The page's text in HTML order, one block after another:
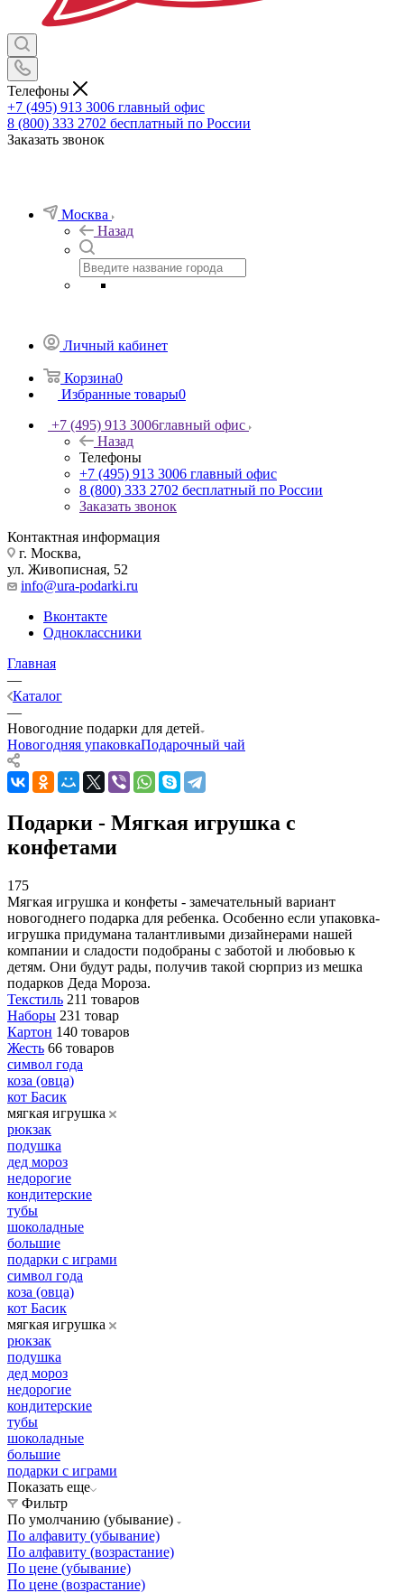
Телефоны
+7 (495) 913 3006 главный офис
8 (800) 333 2702 бесплатный по России
Заказать звонок
Москва
Назад
Личный кабинет
Корзина0
Избранные товары0
+7 (495) 913 3006главный офис
Назад
Телефоны
+7 (495) 913 3006 главный офис
8 (800) 333 2702 бесплатный по России
Заказать звонок
Контактная информация
г. Москва,
ул. Живописная, 52
info@ura-podarki.ru
Вконтакте
Одноклассники
Главная
—
Каталог
—
Новогодние подарки для детей
Новогодняя упаковкаПодарочный чай
Подарки - Мягкая игрушка с
конфетами
175
Мягкая игрушка и конфеты - замечательный вариант
новогоднего подарка для ребенка. Особенно если упаковка-
игрушка придумана талантливыми дизайнерами нашей
компании и сладости подобраны с заботой и любовью к
детям. Они будут рады, получив такой сюрприз из мешка
подарков Деда Мороза.
Текстиль 211 товаров
Наборы 231 товар
Картон 140 товаров
Жесть 66 товаров
символ года
коза (овца)
кот Басик
мягкая игрушка
рюкзак
подушка
дед мороз
недорогие
кондитерские
тубы
шоколадные
большие
подарки с играми
символ года
коза (овца)
кот Басик
мягкая игрушка
рюкзак
подушка
дед мороз
недорогие
кондитерские
тубы
шоколадные
большие
подарки с играми
Показать еще
Фильтр
По умолчанию (убывание)
По алфавиту (убывание)
По алфавиту (возрастание)
По цене (убывание)
По цене (возрастание)